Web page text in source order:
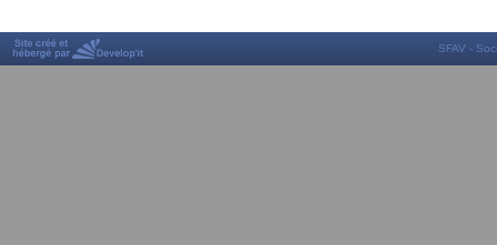
SFAV -